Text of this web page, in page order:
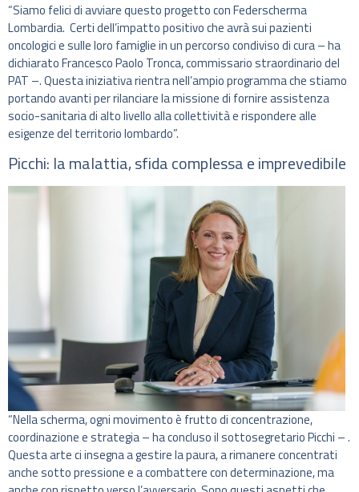
“Siamo felici di avviare questo progetto con Federscherma
Lombardia. Certi dell’impatto positivo che avrà sui pazienti
oncologici e sulle loro famiglie in un percorso condiviso di cura – ha
dichiarato Francesco Paolo Tronca, commissario straordinario del
PAT –. Questa iniziativa rientra nell’ampio programma che stiamo
portando avanti per rilanciare la missione di fornire assistenza
socio-sanitaria di alto livello alla collettività e rispondere alle
esigenze del territorio lombardo”.
Picchi: la malattia, sfida complessa e imprevedibile
“Nella scherma, ogni movimento è frutto di concentrazione,
coordinazione e strategia – ha concluso il sottosegretario Picchi – .
Questa arte ci insegna a gestire la paura, a rimanere concentrati
anche sotto pressione e a combattere con determinazione, ma